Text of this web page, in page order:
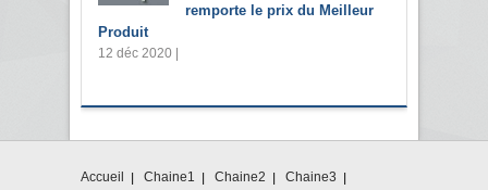
remporte le prix du Meilleur
Produit
12 déc 2020 |
Accueil Chaine1 Chaine2 Chaine3